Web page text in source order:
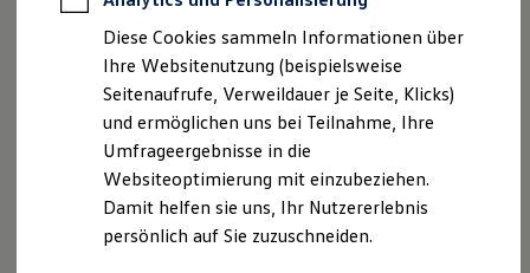
Behörden
Direktkunden
Sonderfahrzeuge
Anpfiff zum Gewinn
Elektromobilität
Elektroautos
ID. Tutorials
Elektrofahrzeugkonzepte
ID. EVERY1
Reichweite
Der neue ID. Polo
Ab 24.995,00 € inkl. MwSt.
Diese Cookies sammeln Informationen über
Ihre Websitenutzung (beispielsweise
Seitenaufrufe, Verweildauer je Seite, Klicks)
und ermöglichen uns bei Teilnahme, Ihre
Umfrageergebnisse in die
Websiteoptimierung mit einzubeziehen.
Damit helfen sie uns, Ihr Nutzererlebnis
persönlich auf Sie zuzuschneiden.